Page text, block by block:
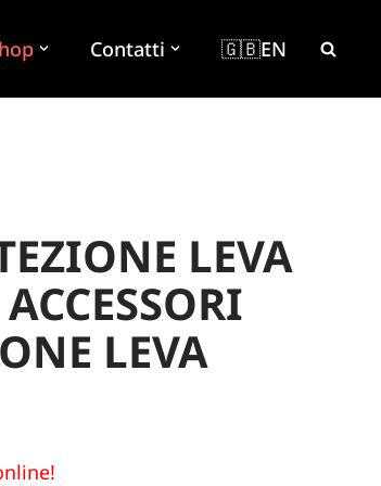
Contatti 🇬🇧EN
LEVA
LEVA